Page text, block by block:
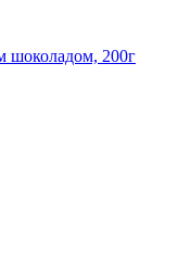
шоколадом, 200г